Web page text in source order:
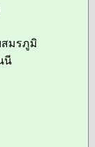
สมรภูมิ
นี